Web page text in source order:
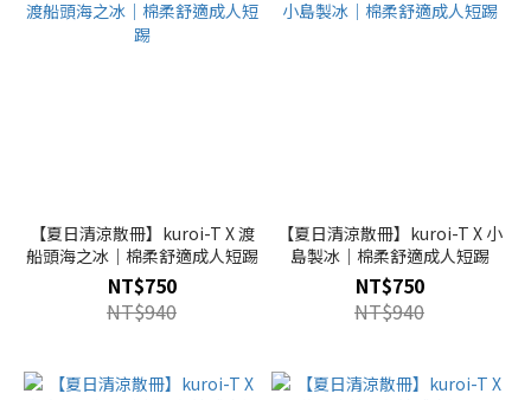
【夏日清涼散冊】kuroi-T X 渡
船頭海之冰｜棉柔舒適成人短踢
NT$750
NT$940
【夏日清涼散冊】kuroi-T X 小
島製冰｜棉柔舒適成人短踢
NT$750
NT$940